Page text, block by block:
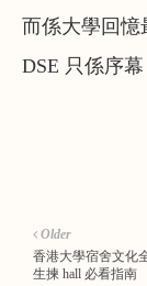
而係大學回憶
DSE 只係序
Older
香港大學宿舍文化
生揀 hall 必看指南